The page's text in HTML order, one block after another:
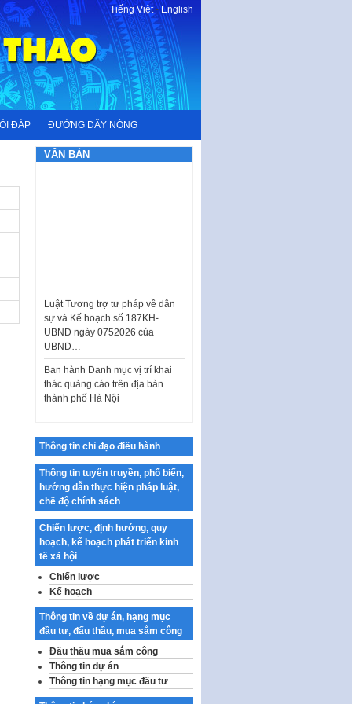
Tiếng Việt-English
ĐÁP ĐƯỜNG DÂY NÓNG
VĂN BẢN
sự và Kế hoạch số 187KH-
UBND ngày 0752026 của
UBND…
Ban hành Danh mục vị trí khai
thác quảng cáo trên địa bàn
thành phố Hà Nội
tưởng của Đảng…
Công bố công khai dự toán kinh
phí xây dựng pháp luật, hoàn
thiện thể chế, chính…
Quy định về nghiên cứu, ứng
dụng khoa học, công nghệ, đổi
mới sáng tạo và chuyển…
Quy định chi tiết và hướng dẫn
thi hành một số điều của Luật Lý
lịch tư…
Sửa đổi, bổ sung một số nội
dung tại Nghị quyết số 30/NQ-
CP ngày 24 tháng 02…
Ban hành Chương trình hành
động của Chính phủ thực hiện
Nghị quyết số 02-NQ/TW ngày
Thông tin chỉ đạo điều hành
Thông tin tuyên truyền, phổ biến,
hướng dẫn thực hiện pháp luật,
chế độ chính sách
Chiến lược, định hướng, quy
hoạch, kế hoạch phát triển kinh
tế xã hội
Chiến lược
Kế hoạch
Thông tin về dự án, hạng mục
đầu tư, đấu thầu, mua sắm công
Đấu thầu mua sắm công
Thông tin dự án
Thông tin hạng mục đầu tư